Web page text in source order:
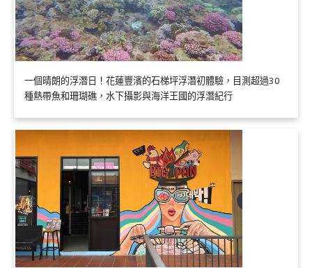
一個晴朗的浮潛日！花蓮豐濱的石梯坪浮潛初體驗，目測超過30
種熱帶魚和珊瑚礁，水下攝影與海洋王國的浮潛紀行